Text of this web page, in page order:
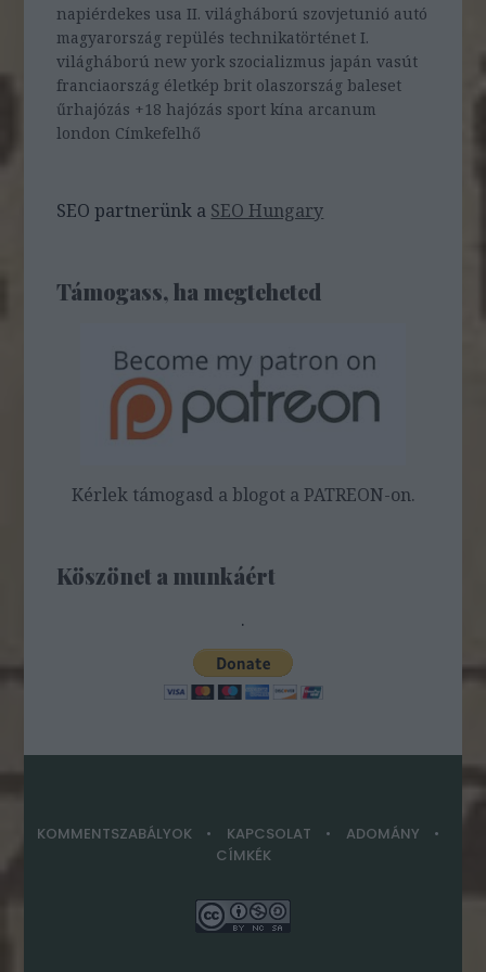
napiérdekes usa II. világháború szovjetunió autó
magyarország repülés technikatörténet I.
világháború new york szocializmus japán vasút
franciaország életkép brit olaszország baleset
űrhajózás +18 hajózás sport kína arcanum
london Címkefelhő
SEO partnerünk a SEO Hungary
Támogass, ha megteheted
Kérlek támogasd a blogot a PATREON-on.
Köszönet a munkáért
.
KOMMENTSZABÁLYOK KAPCSOLAT
ADOMÁNY
CÍMKÉK